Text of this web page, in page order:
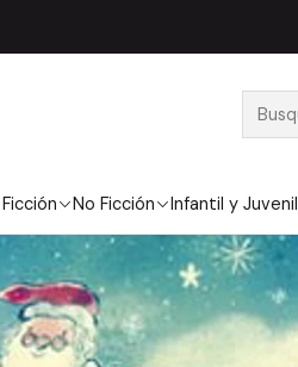
Ficción No Ficción Infantil y Juvenil